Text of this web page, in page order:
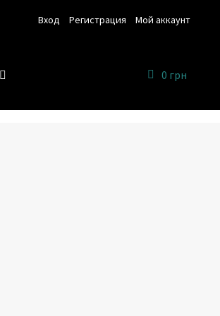
Вход Регистрация Мой аккаунт
0 грн